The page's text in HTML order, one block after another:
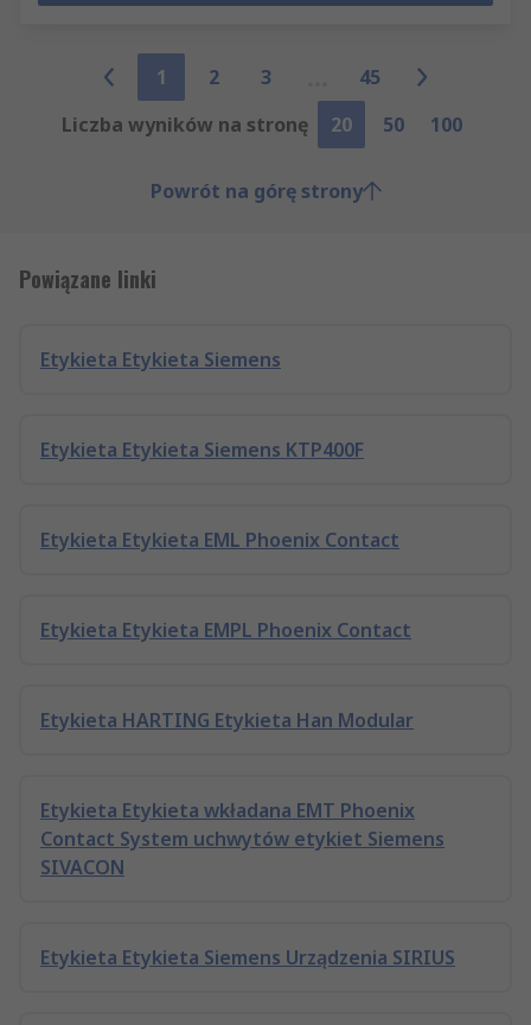
1 2 3
45
Liczba wyników na stronę
20 50 100
Powrót na górę strony
Powiązane linki
Etykieta Etykieta Siemens
Etykieta Etykieta Siemens KTP400F
Etykieta Etykieta EML Phoenix Contact
Etykieta Etykieta EMPL Phoenix Contact
Etykieta HARTING Etykieta Han Modular
Etykieta Etykieta wkładana EMT Phoenix
Contact System uchwytów etykiet Siemens
SIVACON
Etykieta Etykieta Siemens Urządzenia SIRIUS